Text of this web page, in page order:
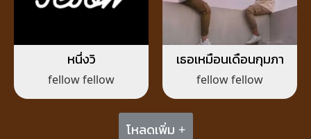
หนึ่งวิ
fellow fellow
เธอเหมือนเดือนกุมภา
fellow fellow
โหลดเพิ่ม +